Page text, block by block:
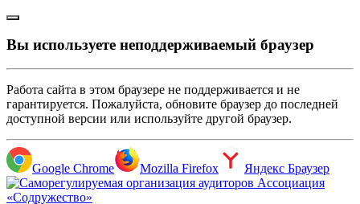
Вы используете неподдерживаемый браузер
Работа сайта в этом браузере не поддерживается и не
гарантируется. Пожалуйста, обновите браузер до последней
доступной версии или используйте другой браузер.
Google Chrome Mozilla Firefox Яндекс Браузер